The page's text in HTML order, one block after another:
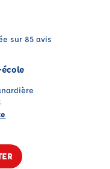
sur 85 avis